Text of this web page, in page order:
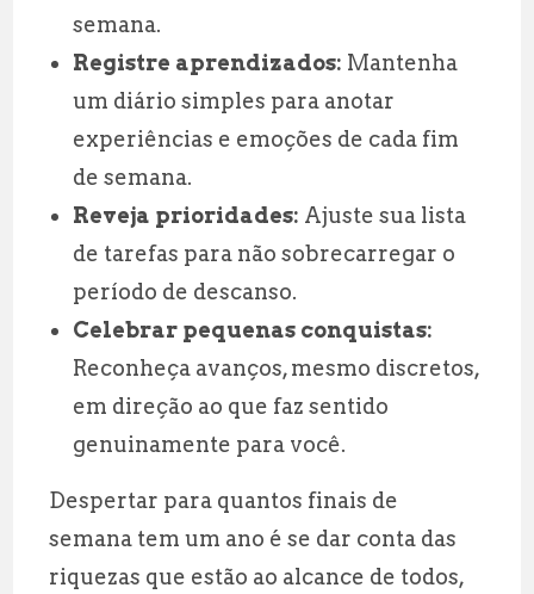
semana.
Registre aprendizados: Mantenha
um diário simples para anotar
experiências e emoções de cada fim
de semana.
Reveja prioridades: Ajuste sua lista
de tarefas para não sobrecarregar o
período de descanso.
Celebrar pequenas conquistas:
Reconheça avanços, mesmo discretos,
em direção ao que faz sentido
genuinamente para você.
Despertar para quantos finais de
semana tem um ano é se dar conta das
riquezas que estão ao alcance de todos,